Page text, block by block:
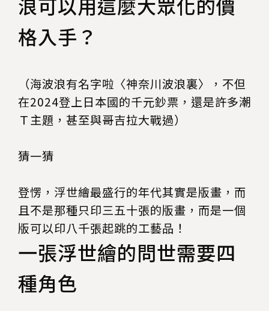
浪可以用這麼大眾化的價
格入手？
（海波浪有名字啦〈神奈川波浪裏〉，不但
在2024登上日本國的千元鈔票，還是許多潮
Ｔ主題，甚至與哥吉拉大戰過）
猜一猜
登愣，浮世繪最盛行的年代其實是版畫，而
且不是那種只印三五十張的版畫，而是一個
版可以印八千張起跳的工藝品！
一張浮世繪的問世需要四
種角色